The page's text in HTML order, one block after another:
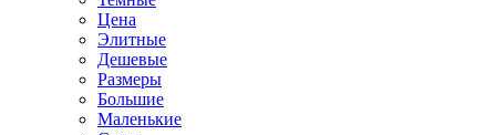
Цена
Элитные
Дешевые
Размеры
Большие
Маленькие